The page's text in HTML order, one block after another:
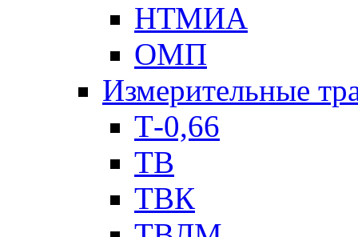
НТМИА
ОМП
Измерительные
Т-0,66
ТВ
ТВК